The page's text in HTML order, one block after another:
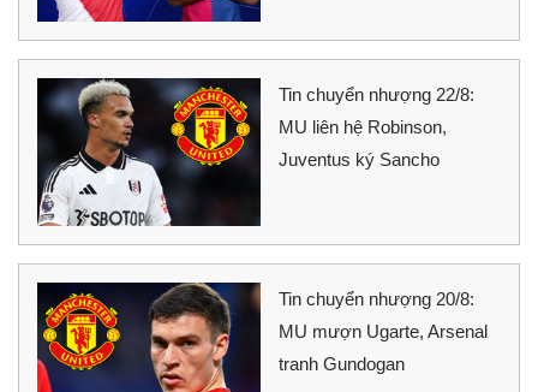
Tin chuyển nhượng 22/8:
MU liên hệ Robinson,
Juventus ký Sancho
Tin chuyển nhượng 20/8:
MU mượn Ugarte, Arsenal
tranh Gundogan